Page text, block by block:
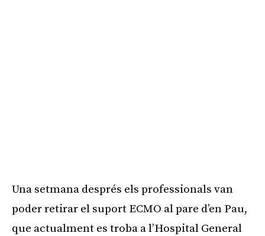
Una setmana després els professionals van
poder retirar el suport ECMO al pare d’en Pau,
que actualment es troba a l’Hospital General